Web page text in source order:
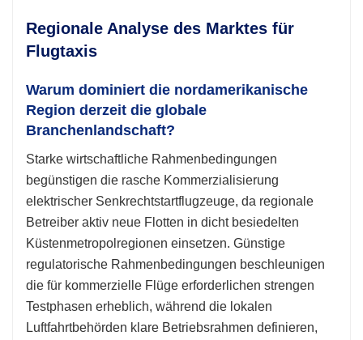
Regionale Analyse des Marktes für
Flugtaxis
Warum dominiert die nordamerikanische
Region derzeit die globale
Branchenlandschaft?
Starke wirtschaftliche Rahmenbedingungen
begünstigen die rasche Kommerzialisierung
elektrischer Senkrechtstartflugzeuge, da regionale
Betreiber aktiv neue Flotten in dicht besiedelten
Küstenmetropolregionen einsetzen. Günstige
regulatorische Rahmenbedingungen beschleunigen
die für kommerzielle Flüge erforderlichen strengen
Testphasen erheblich, während die lokalen
Luftfahrtbehörden klare Betriebsrahmen definieren,